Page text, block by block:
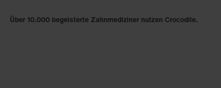
Über 10.000 begeisterte Zahnmediziner nutzen Crocodile.